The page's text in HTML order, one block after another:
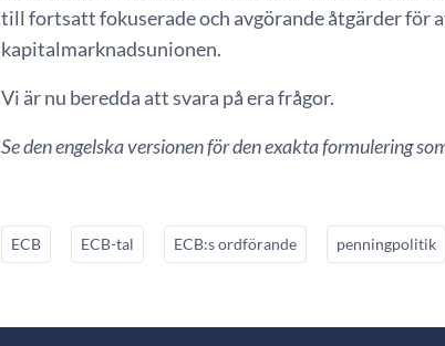
till fortsatt fokuserade och avgörande åtgärder för
kapitalmarknadsunionen.
Vi är nu beredda att svara på era frågor.
Se den engelska versionen för den exakta formulering
ECB ECB-tal ECB:s ordförande penningpolitik